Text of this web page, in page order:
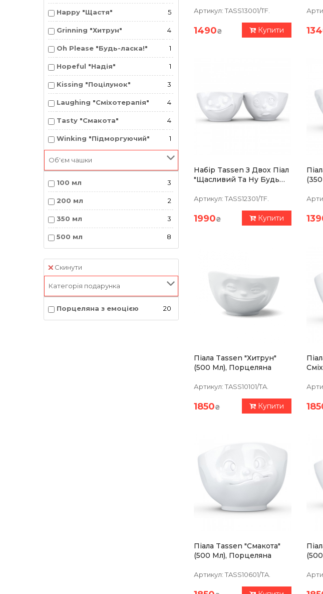
Happy "Щастя" 5
Grinning "Хитрун" 4
Oh Please "Будь-ласка!" 1
Hopeful "Надія" 1
Kissing "Поцілунок" 3
Laughing "Сміхотерапія" 4
Tasty "Смакота" 4
Winking "Підморгуючий" 1
Об'єм чашки
100 мл 3
200 мл 2
350 мл 3
500 мл 8
Скинути
Категорія подарунка
Порцеляна з емоцією 20
Артикул: TASS13001/TF.
1490₴ Купити
Набір Tassen З Двох Піал
"Щасливий Та Ну Будь
Порцеляна
Артикул: TASS12301/TF.
1990₴ Купити
Піала Tassen "Хитрун"
(500 Мл), Порцеляна
Артикул: TASS10101/TA.
1850₴ Купити
Піала Tassen "Смакота"
(500 Мл), Порцеляна
Артикул: TASS10601/TA.